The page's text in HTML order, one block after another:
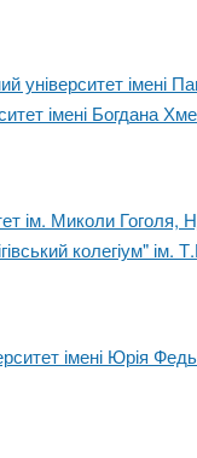
університет імені
імені Богдана
ім. Миколи Гоголя,
колегіум"
імені Юрія